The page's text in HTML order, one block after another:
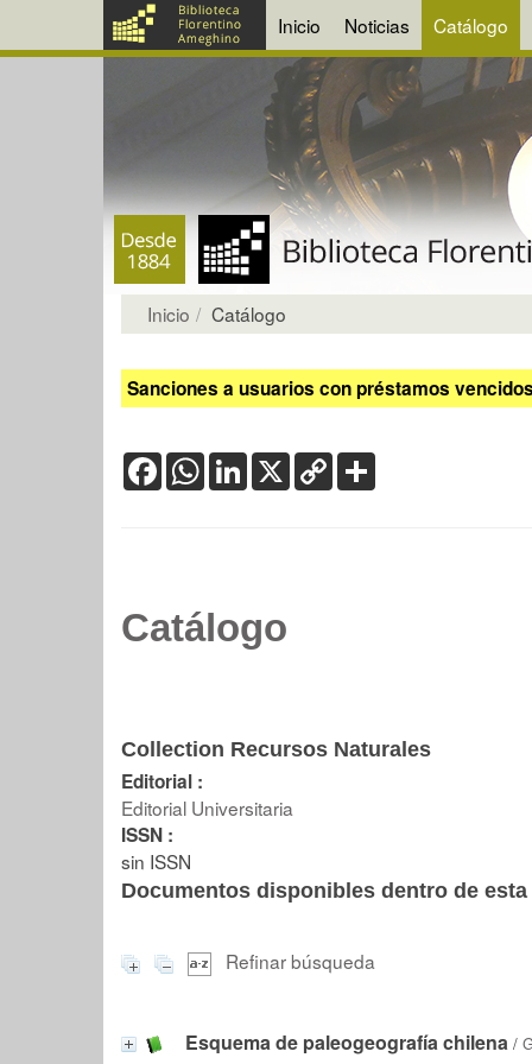
Inicio Noticias Catálogo
Inicio Catálogo
Sanciones a usuarios con préstamos
FacebookWhatsApp
LinkedIn
X Copy
Link
Catálogo
Collection Recursos Naturales
Editorial :
Editorial Universitaria
ISSN :
sin ISSN
Documentos disponibles dentro de
Refinar búsqueda
Esquema de paleogeografía chilena /